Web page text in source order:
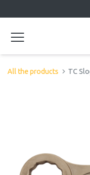
All the products TC